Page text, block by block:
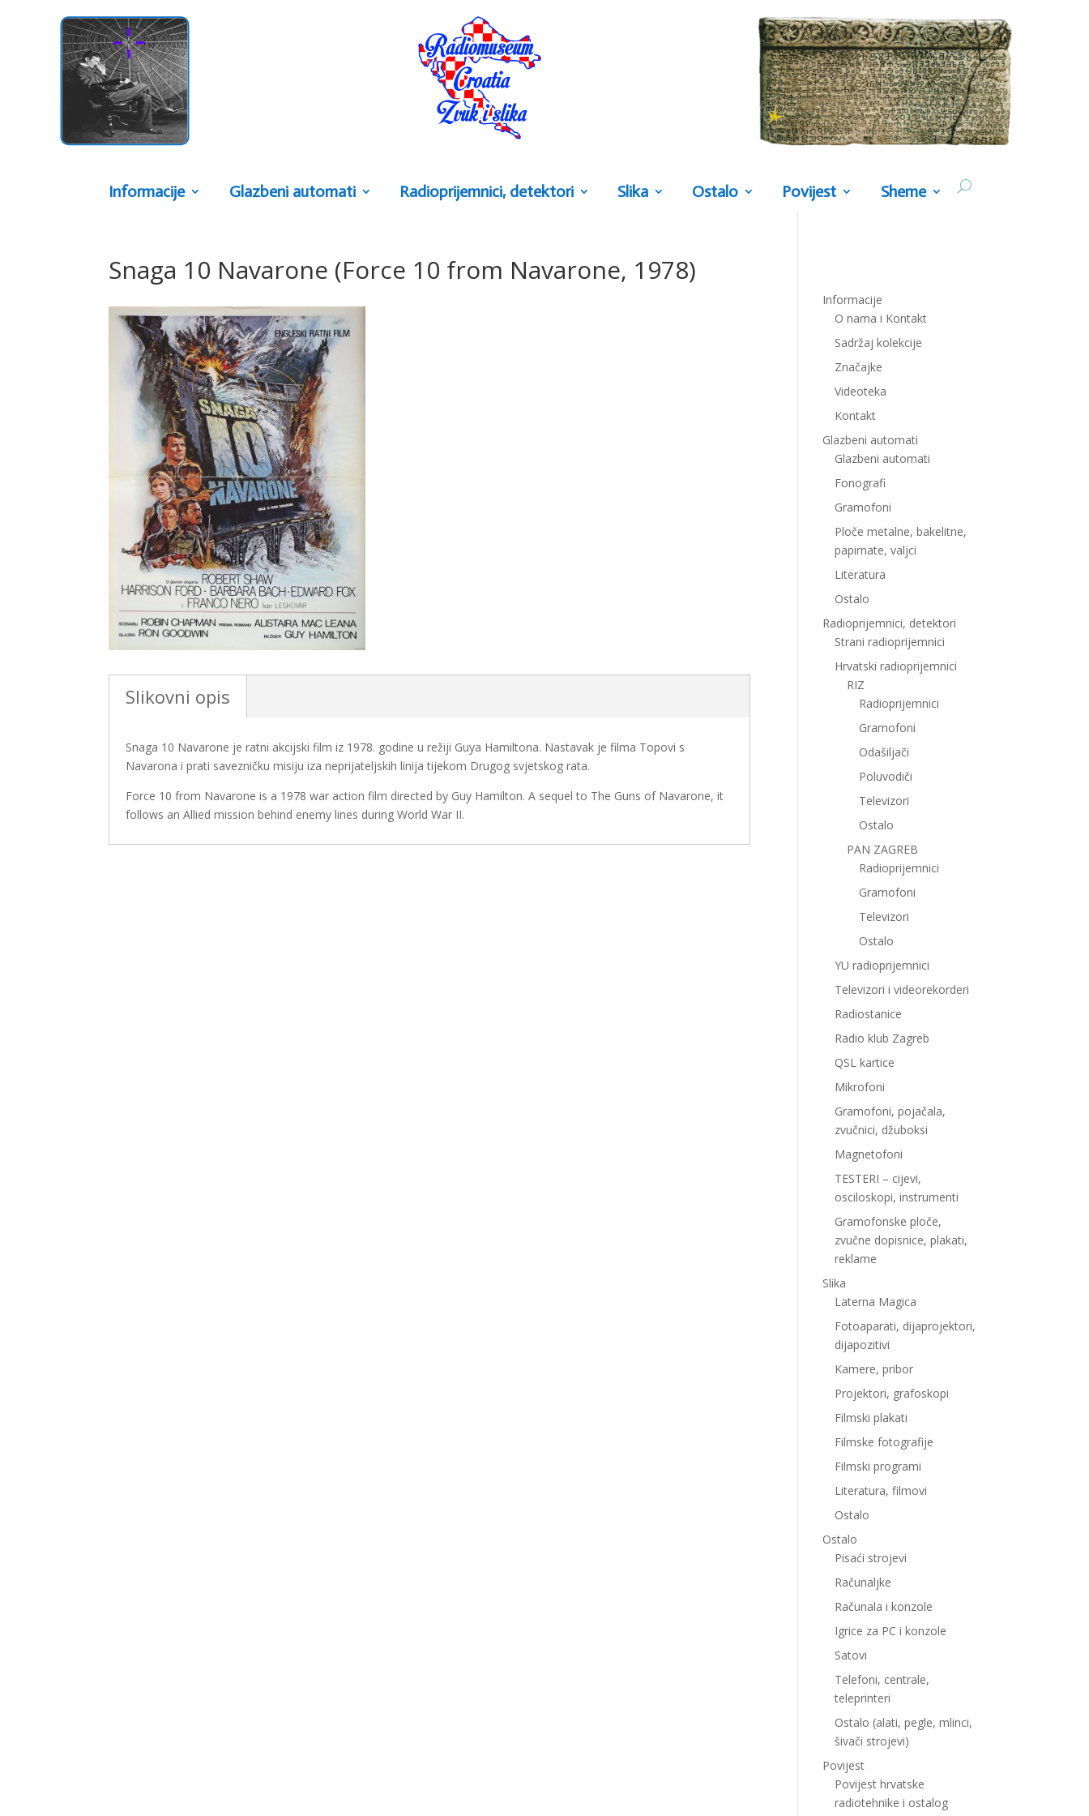
Informacije Glazbeni automati Radioprijemnici, detektori Slika Ostalo Povijest Sheme
Snaga 10 Navarone (Force 10 from Navarone, 1978)
Slikovni opis
Snaga 10 Navarone je ratni akcijski film iz 1978. godine u režiji Guya Hamiltona. Nastavak je filma Topovi s
Navarona i prati savezničku misiju iza neprijateljskih linija tijekom Drugog svjetskog rata.
Force 10 from Navarone is a 1978 war action film directed by Guy Hamilton. A sequel to The Guns of Navarone, it
follows an Allied mission behind enemy lines during World War II.
Informacije
O nama i Kontakt
Sadržaj kolekcije
Značajke
Videoteka
Kontakt
Glazbeni automati
Glazbeni automati
Fonografi
Gramofoni
Ploče metalne, bakelitne,
papirnate, valjci
Literatura
Ostalo
Radioprijemnici, detektori
Strani radioprijemnici
Hrvatski radioprijemnici
RIZ
Radioprijemnici
Gramofoni
Odašiljači
Poluvodiči
Televizori
Ostalo
PAN ZAGREB
Radioprijemnici
Gramofoni
Televizori
Ostalo
YU radioprijemnici
Televizori i videorekorderi
Radiostanice
Radio klub Zagreb
QSL kartice
Mikrofoni
Gramofoni, pojačala,
zvučnici, džuboksi
Magnetofoni
TESTERI – cijevi,
osciloskopi, instrumenti
Gramofonske ploče,
zvučne dopisnice, plakati,
reklame
Slika
Laterna Magica
Fotoaparati, dijaprojektori,
dijapozitivi
Kamere, pribor
Projektori, grafoskopi
Filmski plakati
Filmske fotografije
Filmski programi
Literatura, filmovi
Ostalo
Ostalo
Pisaći strojevi
Računaljke
Računala i konzole
Igrice za PC i konzole
Satovi
Telefoni, centrale,
teleprinteri
Ostalo (alati, pegle, mlinci,
šivači strojevi)
Povijest
Povijest hrvatske
radiotehnike i ostalog